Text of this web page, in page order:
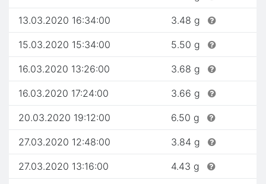
13.03.2020 16:34:00 3.48 g
15.03.2020 15:34:00 5.50 g
16.03.2020 13:26:00 3.68 g
16.03.2020 17:24:00 3.66 g
20.03.2020 19:12:00 6.50 g
27.03.2020 12:48:00 3.84 g
27.03.2020 13:16:00 4.43 g